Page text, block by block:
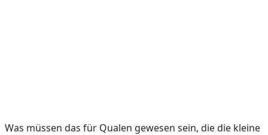
Was müssen das für Qualen gewesen sein, die die kleine